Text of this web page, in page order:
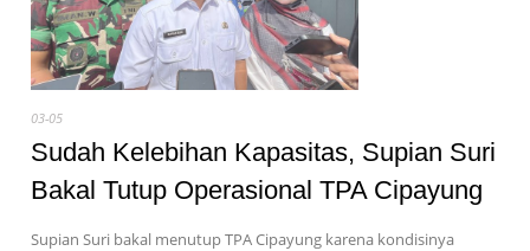
03-05
Sudah Kelebihan Kapasitas, Supian Suri
Bakal Tutup Operasional TPA Cipayung
Supian Suri bakal menutup TPA Cipayung karena kondisinya